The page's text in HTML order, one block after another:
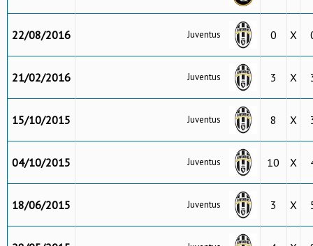
22/08/2016 Juventus 0 X
21/02/2016 Juventus 3 X
15/10/2015 Juventus 8 X
04/10/2015 Juventus 10 X
18/06/2015 Juventus 3 X